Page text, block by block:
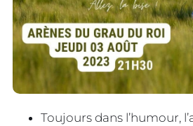
Toujours dans l’humour,